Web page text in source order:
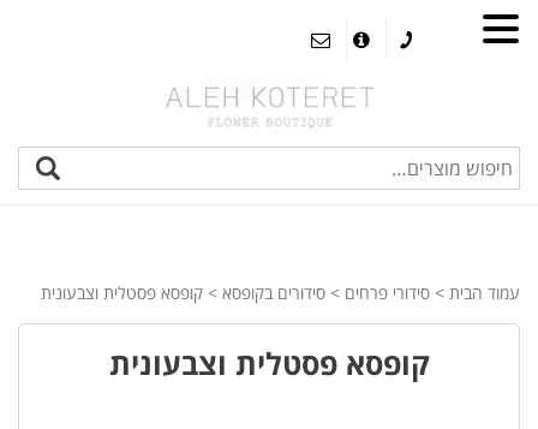
עמוד הבית > סידורי פרחים > סידורים בקופסא > קופסא פסטלית וצבעונית
קופסא פסטלית וצבעונית